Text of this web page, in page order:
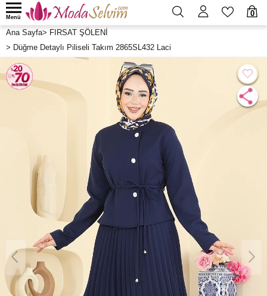
0
Menü
Ana Sayfa> FIRSAT ŞÖLENİ
> Düğme Detaylı Piliseli Takım 2865SL432 Laci